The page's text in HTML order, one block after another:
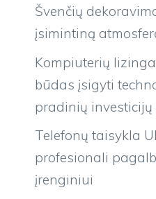
Švenčių
įsimintiną
Kompiuterių
būdas įsigyti
pradinių investicijų
Telefonų taisykla
profesionali
įrenginiui